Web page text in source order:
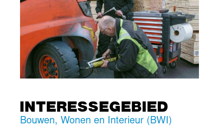
INTERESSEGEBIED
Bouwen, Wonen en Interieur (BWI)